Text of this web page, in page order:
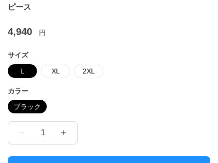
ピース
4,940 円
サイズ
L XL 2XL
カラー
ブラック
1